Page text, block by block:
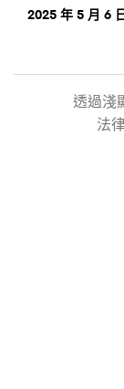
2025 年 5 月 6
透過淺
法